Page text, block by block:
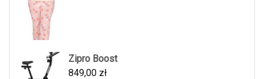
Zipro Boost
849,00 zł